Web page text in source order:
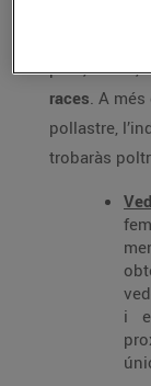
Tota la carn
però, a més,
races. A
pollastre,
trobaràs
i